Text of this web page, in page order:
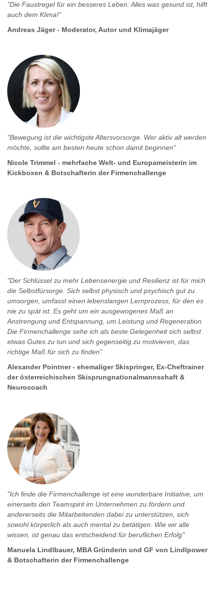
"Die Faustregel für ein besseres Leben: Alles was gesund ist, hilft
auch dem Klima!"
Andreas Jäger - Moderator, Autor und Klimajäger
"Bewegung ist die wichtigste Altersvorsorge. Wer aktiv alt werden
möchte, sollte am besten heute schon damit beginnen"
Nicole Trimmel - mehrfache Welt- und Europameisterin im
Kickboxen & Botschafterin der Firmenchallenge
"Der Schlüssel zu mehr Lebensenergie und Resilienz ist für mich
die Selbstfürsorge. Sich selbst physisch und psychisch gut zu
umsorgen, umfasst einen lebenslangen Lernprozess, für den es
nie zu spät ist. Es geht um ein ausgewogenes Maß an
Anstrengung und Entspannung, um Leistung und Regeneration.
Die Firmenchallenge sehe ich als beste Gelegenheit sich selbst
etwas Gutes zu tun und sich gegenseitig zu motivieren, das
richtige Maß für sich zu finden"
Alexander Pointner - ehemaliger Skispringer, Ex-Cheftrainer
der österreichischen Skisprungnationalmannschaft &
Neurocoach
"Ich finde die Firmenchallenge ist eine wunderbare Initiative, um
einerseits den Teamspirit im Unternehmen zu fördern und
andererseits die Mitarbeitenden dabei zu unterstützen, sich
sowohl körperlich als auch mental zu betätigen. Wie wir alle
wissen, ist genau das entscheidend für beruflichen Erfolg"
Manuela Lindlbauer, MBA Gründerin und GF von Lindlpower
& Botschafterin der Firmenchallenge